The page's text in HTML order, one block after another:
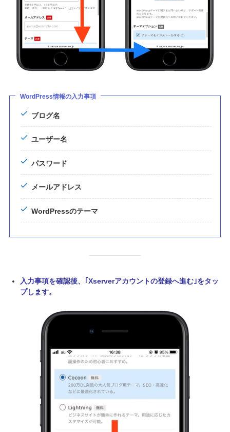
WordPress情報の入力事項
ブログ名
ユーザー名
パスワード
メールアドレス
WordPressのテーマ
入力事項を確認後、｢Xserverアカウントの登録へ進む｣をタッ
プします。